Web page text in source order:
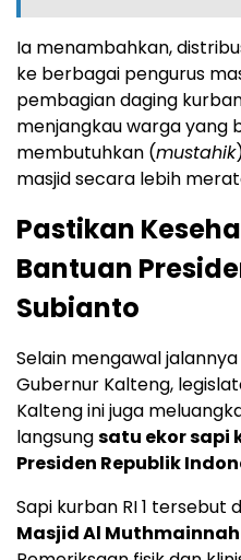
Ia menambahkan,
ke berbagai pengurus
pembagian daging
menjangkau warga yang
membutuhkan (mustahik
masjid secara lebih
Pastikan
Bantuan
Subianto
Selain mengawal
Gubernur Kalteng,
Kalteng ini juga
langsungsatu ekor sapi
Presiden Republik
Sapi kurban RI 1 tersebut
Masjid Al